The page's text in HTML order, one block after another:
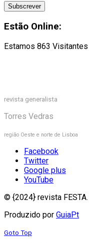
Estão Online:
Estamos 863
revista generalista
Torres Vedras
região Oeste e norte de Lisboa
Facebook
Twitter
Google plus
YouTube
© {2024} revista
Produzido por GuiaPt
Goto Top